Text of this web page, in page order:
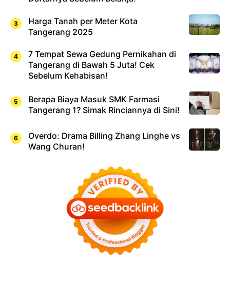
Harga Tanah per Meter Kota
Tangerang 2025
7 Tempat Sewa Gedung Pernikahan di
Tangerang di Bawah 5 Juta! Cek
Sebelum Kehabisan!
Berapa Biaya Masuk SMK Farmasi
Tangerang 1? Simak Rinciannya di Sini!
Overdo: Drama Billing Zhang Linghe vs
Wang Churan!